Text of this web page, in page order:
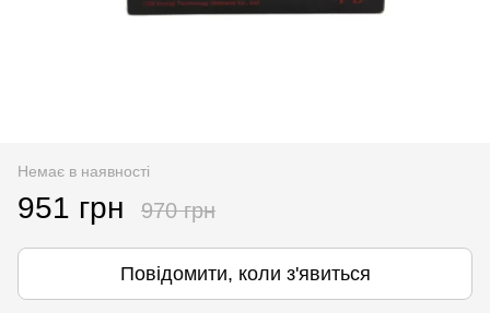
Немає в наявності
951 грн 970 грн
Повідомити, коли з'явиться